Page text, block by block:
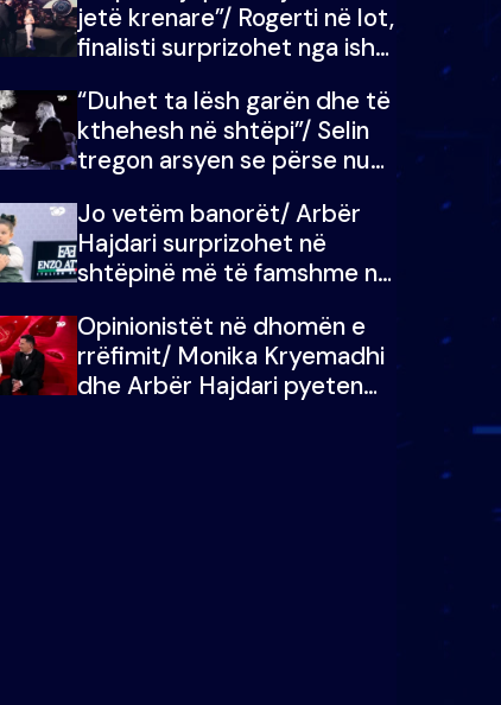
meritoj…
jetë krenare”/ Rogerti në lot,
finalisti surprizohet nga ish-
“Duhet ta lësh garën dhe të
kthehesh në shtëpi”/ Selin
tregon arsyen se përse nuk
Doja ta çoja luftën time deri
në fund
Jo vetëm banorët/ Arbër
Hajdari surprizohet në
shtëpinë më të famshme në
me vajzën e tij
Opinionistët në dhomën e
rrëfimit/ Monika Kryemadhi
dhe Arbër Hajdari pyeten